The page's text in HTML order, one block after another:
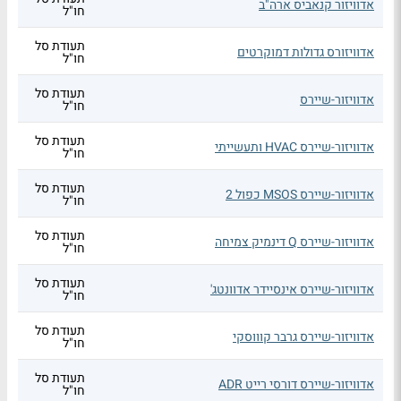
אדוויזור קנאביס ארה"ב חו"ל
אדוויזורס גדולות דמוקרטים תעודת סל
חו"ל
אדוויזור-שיירס תעודת סל
חו"ל
אדוויזור-שיירס HVAC ותעשייתי תעודת סל
חו"ל
אדוויזור-שיירס MSOS כפול 2 תעודת סל
חו"ל
אדוויזור-שיירס Q דינמיק צמיחה תעודת סל
חו"ל
אדוויזור-שיירס אינסיידר אדוונטג' תעודת סל
חו"ל
אדוויזור-שיירס גרבר קוווסקי תעודת סל
חו"ל
אדוויזור-שיירס דורסי רייט ADR תעודת סל
חו"ל